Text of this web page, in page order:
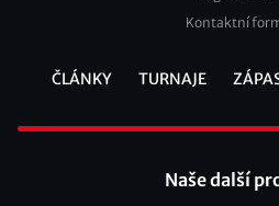
Kontaktní
ČLÁNKY TURNAJE
Naše další